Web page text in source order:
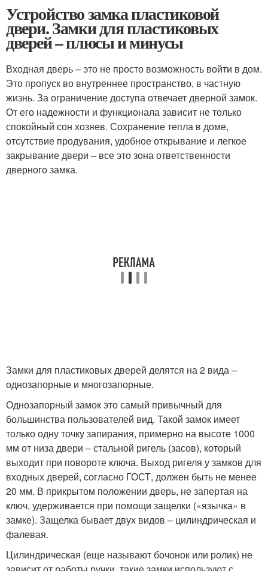
Устройство замка пластиковой
двери. Замки для пластиковых
дверей – плюсы и минусы
Входная дверь – это не просто возможность войти в дом.
Это пропуск во внутреннее пространство, в частную
жизнь. За ограничение доступа отвечает дверной замок.
От его надежности и функционала зависит не только
спокойный сон хозяев. Сохранение тепла в доме,
отсутствие продувания, удобное открывание и легкое
закрывание двери – все это зона ответственности
дверного замка.
Замки для пластиковых дверей делятся на 2 вида –
однозапорные и многозапорные.
Однозапорный замок это самый привычный для
большинства пользователей вид. Такой замок имеет
только одну точку запирания, примерно на высоте 1000
мм от низа двери – стальной ригель (засов), который
выходит при повороте ключа. Выход ригеля у замков для
входных дверей, согласно ГОСТ, должен быть не менее
20 мм. В прикрытом положении дверь, не запертая на
ключ, удерживается при помощи защелки («язычка» в
замке). Защелка бывает двух видов – цилиндрическая и
фалевая.
Цилиндрическая (еще называют бочонок или ролик) не